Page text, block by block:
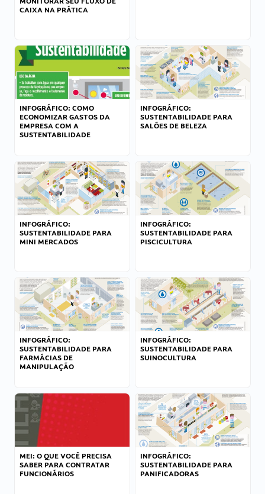
CAIXA NA PRÁTICA
INFOGRÁFICO: COMO
ECONOMIZAR GASTOS DA
EMPRESA COM A
SUSTENTABILIDADE
INFOGRÁFICO:
SUSTENTABILIDADE PARA
SALÕES DE BELEZA
INFOGRÁFICO:
SUSTENTABILIDADE PARA
MINI MERCADOS
INFOGRÁFICO:
SUSTENTABILIDADE PARA
PISCICULTURA
INFOGRÁFICO:
SUSTENTABILIDADE PARA
FARMÁCIAS DE
MANIPULAÇÃO
INFOGRÁFICO:
SUSTENTABILIDADE PARA
SUINOCULTURA
MEI: O QUE VOCÊ PRECISA
SABER PARA CONTRATAR
FUNCIONÁRIOS
INFOGRÁFICO:
SUSTENTABILIDADE PARA
PANIFICADORAS